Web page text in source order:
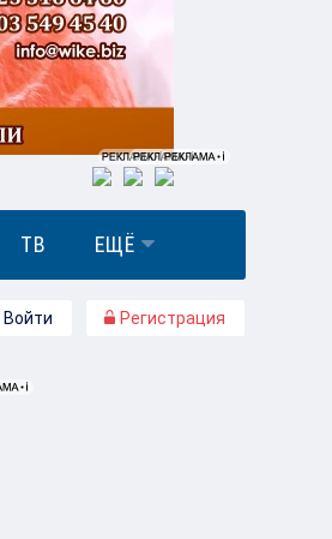
ТВ ЕЩЁ
Войти Регистрация